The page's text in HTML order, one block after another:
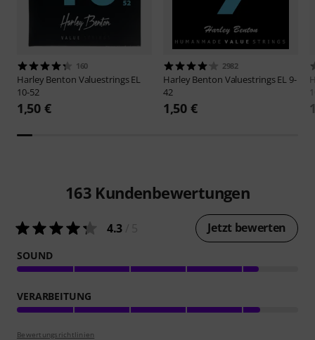
160
Harley Benton Valuestrings EL
10-52
1,50 €
2982
Harley Benton Valuestrings EL 9-
42
1,50 €
163 Kundenbewertungen
4.3 Jetzt bewerten
SOUND
VERARBEITUNG
Bewertungsrichtlinien